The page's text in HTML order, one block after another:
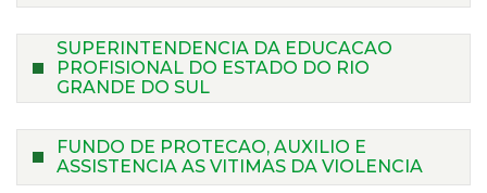
SUPERINTENDENCIA DA EDUCACAO
PROFISIONAL DO ESTADO DO RIO
GRANDE DO SUL
FUNDO DE PROTECAO, AUXILIO E
ASSISTENCIA AS VITIMAS DA VIOLENCIA